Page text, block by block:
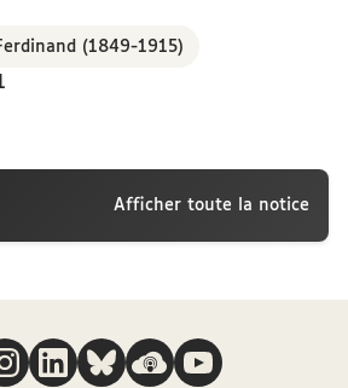
(1849-1915)
Afficher toute la notice
Dreyfus à la marquise
avril 1911